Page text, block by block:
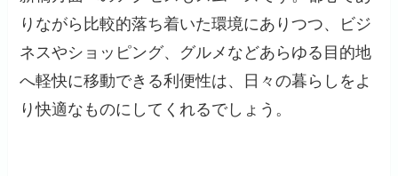
りながら比較的落ち着いた環境にありつつ、ビジ
ネスやショッピング、グルメなどあらゆる目的地
へ軽快に移動できる利便性は、日々の暮らしをよ
り快適なものにしてくれるでしょう。